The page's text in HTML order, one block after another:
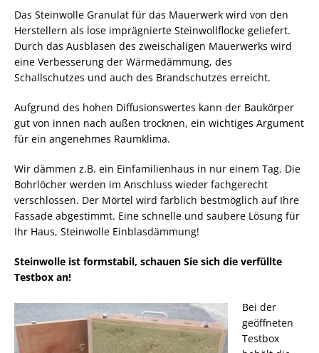
Das Steinwolle Granulat für das Mauerwerk wird von den
Herstellern als lose imprägnierte Steinwollflocke geliefert.
Durch das Ausblasen des zweischaligen Mauerwerks wird
eine Verbesserung der Wärmedämmung, des
Schallschutzes und auch des Brandschutzes erreicht.
Aufgrund des hohen Diffusionswertes kann der Baukörper
gut von innen nach außen trocknen, ein wichtiges Argument
für ein angenehmes Raumklima.
Wir dämmen z.B. ein Einfamilienhaus in nur einem Tag. Die
Bohrlöcher werden im Anschluss wieder fachgerecht
verschlossen. Der Mörtel wird farblich bestmöglich auf Ihre
Fassade abgestimmt. Eine schnelle und saubere Lösung für
Ihr Haus, Steinwolle Einblasdämmung!
Steinwolle ist formstabil, schauen Sie sich die verfüllte
Testbox an!
Bei der
geöffneten
Testbox